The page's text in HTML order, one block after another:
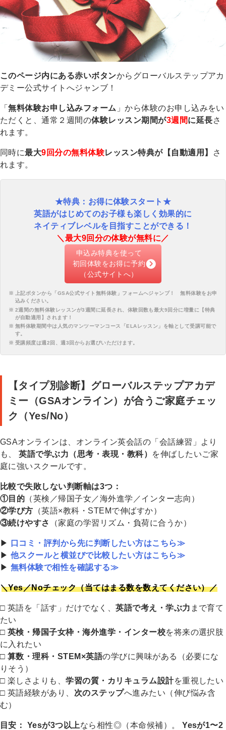
カ
デ
Step
ス
ク
ル
紹
介・
このページ内にある赤いボタンからグローバルステップアカ
デミー公式サイトへジャンブ！
「無料体験お申し込みフォーム 」から体験のお申し込みをい
ただくと、通常２週間の体験レッスン期間が3週間に延長さ
れます。
同時に最大9回分の無料体験レッスン特典が【自動適用】
さ
れます。
★特典：お得に体験スタート★
英語がはじめてのお子様も楽しく効果的に
ネイティブレベルを目指すことができる！
＼最大9回分の体験が無料に／
申込み特典を使って
初回体験をお得に予約
（公式サイトへ）
上記ボタンから「 GSA公式サイト無料体験 」フォームへジャンプ！ 無料体験をお申
込みください。
2週間の無料体験レッスンが3週間に延長され、体験回数も最大9回分に増量に【特典
が自動適用】されます！
無料体験期間中は人気のマンツーマンコース「ELAレッスン」を軸として受講可能で
す。
受講頻度は週2回、週3回からお選びいただけます。
【タイプ別診断】グローバルステップアカデ
ミー（GSAオンライン）が合うご家庭チェッ
ク（Yes/No）
GSAオンラインは、オンライン英会話の「会話練習」より
も、英語で学ぶ力（思考・表現・教科）
を伸ばしたいご家
庭に強いスクールです。
比較で失敗しない判断軸は3つ：
①目的 （英検／帰国子女／海外進学／インター志向）
②学び方 （英語×教科・STEMで伸ばすか）
③続けやすさ
（家庭の学習リズム・負荷に合うか）
▶
口コミ・評判から先に判断したい方はこちら≫
▶ 他スクールと横並びで比較したい方はこちら≫
▶ 無料体験で相性を確認する≫
＼Yes／Noチェック（当てはまる数を数えてください）／
□ 英語を「話す」だけでなく、英語で考え・学ぶ力 まで育て
たい
□ 英検・帰国子女枠・海外進学・インター校を将来の選択肢
に入れたい
□ 算数・理科・STEM×英語の学びに興味がある（必要にな
りそう）
□ 楽しさよりも、学習の質・カリキュラム設計を重視したい
□ 英語経験があり、 次のステップへ進みたい（伸び悩み含
む）
目安： Yesが3つ以上なら相性◎（本命候補）。Yesが1〜2